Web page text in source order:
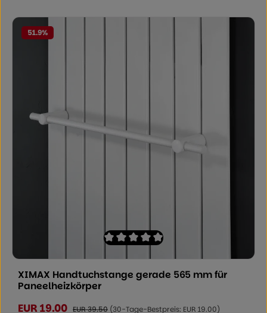
51.9%
Durchschnittliche Bewertung von 0
XIMAX Handtuchstange gerade 565 mm für
Paneelheizkörper
Verkaufspreis:
EUR 19.00 Regulärer Preis:
EUR 39.50 (30-Tage-Bestpreis: EUR 19.00)